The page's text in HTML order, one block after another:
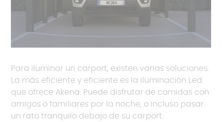
Para iluminar un carport, existen varias soluciones.
La más eficiente y eficiente es la iluminación Led
que ofrece Akena. Puede disfrutar de comidas con
amigos o familiares por la noche, o incluso pasar
un rato tranquilo debajo de su carport.